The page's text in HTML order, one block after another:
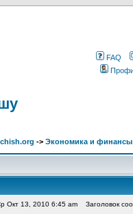
FAQ
-> Экономика и финансы
Окт 13, 2010 6:45 am Заголовок